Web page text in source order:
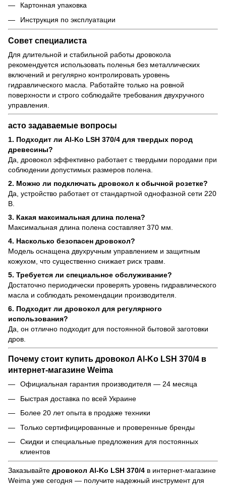
Картонная упаковка
Инструкция по эксплуатации
Совет специалиста
Для длительной и стабильной работы дровокола
рекомендуется использовать поленья без металлических
включений и регулярно контролировать уровень
гидравлического масла. Работайте только на ровной
поверхности и строго соблюдайте требования двухручного
управления.
асто задаваемые вопросы
1. Подходит ли Al-Ko LSH 370/4 для твердых пород
древесины?
Да, дровокол эффективно работает с твердыми породами при
соблюдении допустимых размеров полена.
2. Можно ли подключать дровокол к обычной розетке?
Да, устройство работает от стандартной однофазной сети 220
В.
3. Какая максимальная длина полена?
Максимальная длина полена составляет 370 мм.
4. Насколько безопасен дровокол?
Модель оснащена двухручным управлением и защитным
кожухом, что существенно снижает риск травм.
5. Требуется ли специальное обслуживание?
Достаточно периодически проверять уровень гидравлического
масла и соблюдать рекомендации производителя.
6. Подходит ли дровокол для регулярного
использования?
Да, он отлично подходит для постоянной бытовой заготовки
дров.
Почему стоит купить дровокол Al-Ko LSH 370/4 в
интернет-магазине Weima
Официальная гарантия производителя — 24 месяца
Быстрая доставка по всей Украине
Более 20 лет опыта в продаже техники
Только сертифицированные и проверенные бренды
Скидки и специальные предложения для постоянных
клиентов
Заказывайте дровокол Al-Ko LSH 370/4 в интернет-магазине
Weima уже сегодня — получите надежный инструмент для